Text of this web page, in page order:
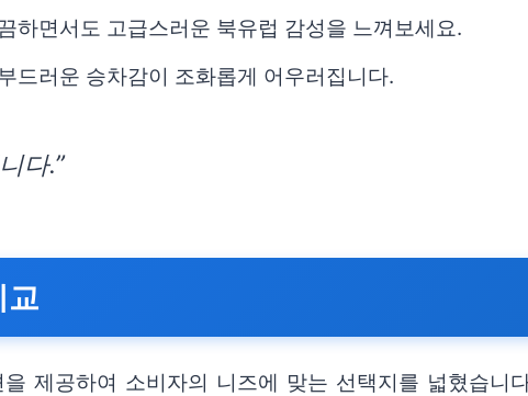
하면서도 고급스러운 북유럽 감성을 느껴보세요.
드러운 승차감이 조화롭게 어우러집니다.
다.”
교
제공하여 소비자의 니즈에 맞는 선택지를 넓혔습니